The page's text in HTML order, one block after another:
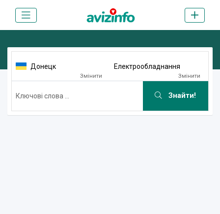
Донецк
Змінити
Електрообладнання
Змінити
Знайти!